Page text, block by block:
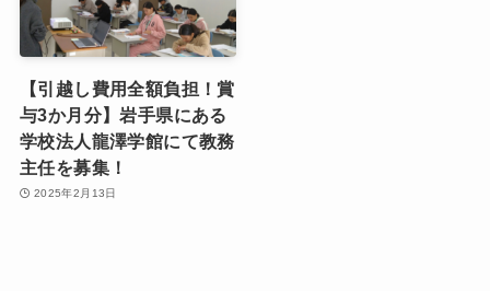
【引越し費用全額負担！賞
与3か月分】岩手県にある
学校法人龍澤学館にて教務
主任を募集！
2025年2月13日